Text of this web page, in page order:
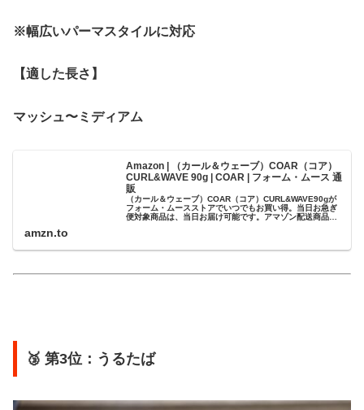
※幅広いパーマスタイルに対応
【適した長さ】
マッシュ〜ミディアム
Amazon | （カール＆ウェーブ）COAR（コア）
CURL&WAVE 90g | COAR | フォーム・ムース 通
販
（カール＆ウェーブ）COAR（コア）CURL&WAVE90gが
フォーム・ムースストアでいつでもお買い得。当日お急ぎ
便対象商品は、当日お届け可能です。アマゾン配送商品
amzn.to
🥉 第3位：うるたば